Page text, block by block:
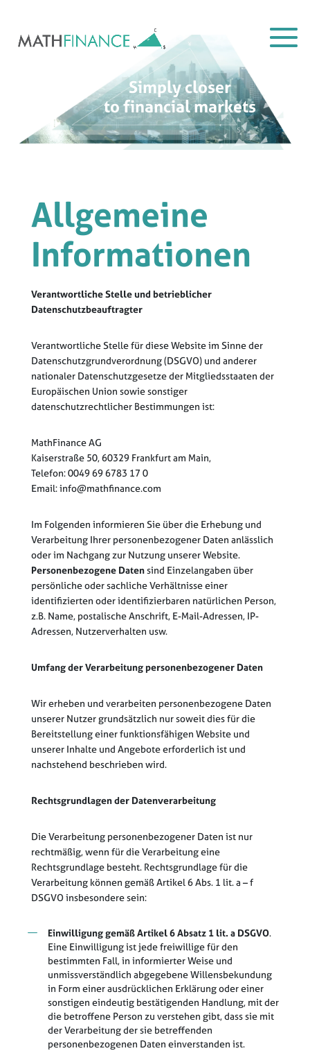
Simply closer
to financial markets
Allgemeine
Informationen
Verantwortliche Stelle und betrieblicher
Datenschutzbeauftragter
Verantwortliche Stelle für diese Website im Sinne der
Datenschutzgrundverordnung (DSGVO) und anderer
nationaler Datenschutzgesetze der Mitgliedsstaaten der
Europäischen Union sowie sonstiger
datenschutzrechtlicher Bestimmungen ist:
MathFinance AG
Kaiserstraße 50, 60329 Frankfurt am Main,
Telefon: 0049 69 6783 17 0
Email: info@mathfinance.com
Im Folgenden informieren Sie über die Erhebung und
Verarbeitung Ihrer personenbezogener Daten anlässlich
oder im Nachgang zur Nutzung unserer Website.
Personenbezogene Datensind Einzelangaben über
persönliche oder sachliche Verhältnisse einer
identifizierten oder identifizierbaren natürlichen Person,
z.B. Name, postalische Anschrift, E-Mail-Adressen, IP-
Adressen, Nutzerverhalten usw.
Umfang der Verarbeitung personenbezogener Daten
Wir erheben und verarbeiten personenbezogene Daten
unserer Nutzer grundsätzlich nur soweit dies für die
Bereitstellung einer funktionsfähigen Website und
unserer Inhalte und Angebote erforderlich ist und
nachstehend beschrieben wird.
Rechtsgrundlagen der Datenverarbeitung
Die Verarbeitung personenbezogener Daten ist nur
rechtmäßig, wenn für die Verarbeitung eine
Rechtsgrundlage besteht. Rechtsgrundlage für die
Verarbeitung können gemäß Artikel 6 Abs. 1 lit. a – f
DSGVO insbesondere sein:
Einwilligung gemäß Artikel 6 Absatz 1 lit. a DSGVO.
Eine Einwilligung ist jede freiwillige für den
bestimmten Fall, in informierter Weise und
unmissverständlich abgegebene Willensbekundung
in Form einer ausdrücklichen Erklärung oder einer
sonstigen eindeutig bestätigenden Handlung, mit der
die betroffene Person zu verstehen gibt, dass sie mit
der Verarbeitung der sie betreffenden
personenbezogenen Daten einverstanden ist.